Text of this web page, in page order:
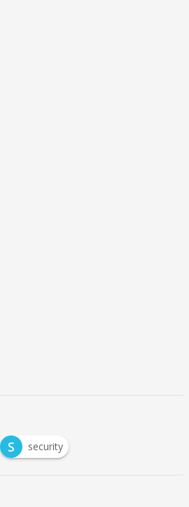
S security